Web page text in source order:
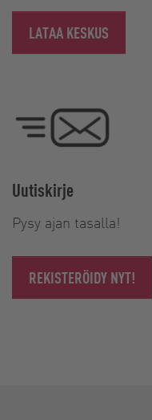
LATAA KESKUS
Uutiskirje
Pysy ajan tasalla!
REKISTERÖIDY NYT!